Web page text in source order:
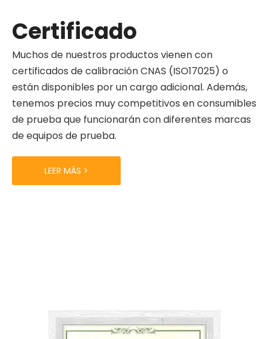
Certificado
Muchos de nuestros productos vienen con
certificados de calibración CNAS (ISO17025) o
están disponibles por un cargo adicional. Además,
tenemos precios muy competitivos en consumibles
de prueba que funcionarán con diferentes marcas
de equipos de prueba.
LEER MÁS >